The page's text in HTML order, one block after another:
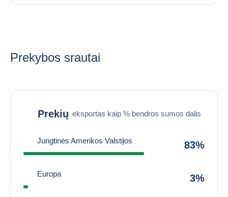
Prekybos srautai
Prekių eksportas kaip % bendros sumos dalis
Jungtinės Amerikos Valstijos 83%
Europa 3%